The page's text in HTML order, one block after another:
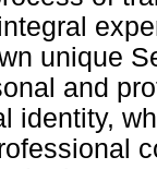
unique
and
identity,